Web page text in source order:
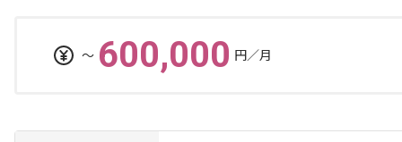
〜 600,000 円／月